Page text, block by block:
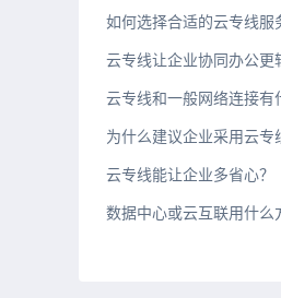
如何选择合适的云专线服
云专线让企业协同办公更
云专线和一般网络连接有
为什么建议企业采用云专
云专线能让企业多省心？
数据中心或云互联用什么